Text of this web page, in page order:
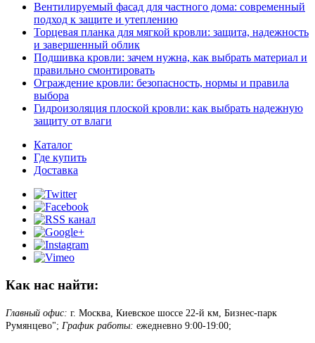
Вентилируемый фасад для частного дома: современный
подход к защите и утеплению
Торцевая планка для мягкой кровли: защита, надежность
и завершенный облик
Подшивка кровли: зачем нужна, как выбрать материал и
правильно смонтировать
Ограждение кровли: безопасность, нормы и правила
выбора
Гидроизоляция плоской кровли: как выбрать надежную
защиту от влаги
Каталог
Где купить
Доставка
Как нас найти:
Главный офис: г. Москва, Киевское шоссе 22-й км, Бизнес-парк
Румянцево"; График работы: ежедневно 9:00-19:00;